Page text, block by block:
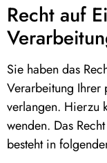
Recht auf
Sie haben das
Verarbeitung Ihrer
verlangen. Hierzu
wenden. Das
besteht in